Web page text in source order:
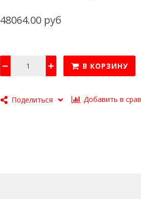
48064.00 руб
В КОРЗИНУ
Поделиться Добавить в